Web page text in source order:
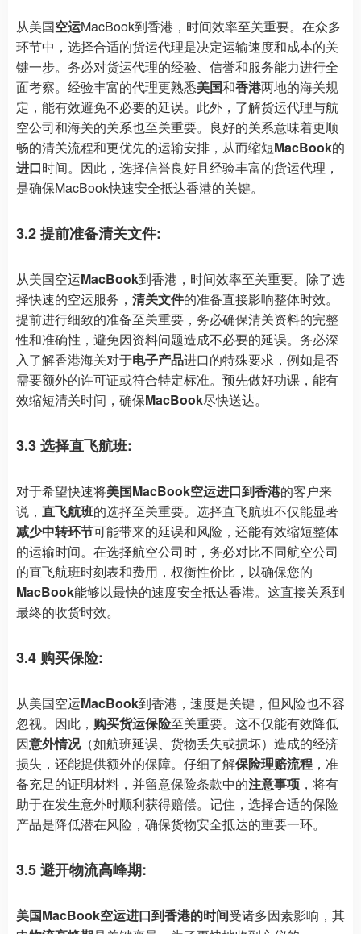
从美国空运MacBook到香港，时间效率至关重要。在众多
环节中，选择合适的货运代理是决定运输速度和成本的关
键一步。务必对货运代理的经验、信誉和服务能力进行全
面考察。经验丰富的代理更熟悉美国和香港两地的海关规
定，能有效避免不必要的延误。此外，了解货运代理与航
空公司和海关的关系也至关重要。良好的关系意味着更顺
畅的清关流程和更优先的运输安排，从而缩短MacBook的
进口时间。因此，选择信誉良好且经验丰富的货运代理，
是确保MacBook快速安全抵达香港的关键。
3.2 提前准备清关文件:
从美国空运MacBook到香港，时间效率至关重要。除了选
择快速的空运服务， 清关文件的准备直接影响整体时效。
提前进行细致的准备至关重要，务必确保清关资料的完整
性和准确性，避免因资料问题造成不必要的延误。务必深
入了解香港海关对于电子产品进口的特殊要求，例如是否
需要额外的许可证或符合特定标准。预先做好功课，能有
效缩短清关时间，确保MacBook尽快送达。
3.3 选择直飞航班:
对于希望快速将美国MacBook空运进口到香港的客户来
说， 直飞航班的选择至关重要。选择直飞航班不仅能显著
减少中转环节可能带来的延误和风险，还能有效缩短整体
的运输时间。在选择航空公司时，务必对比不同航空公司
的直飞航班时刻表和费用，权衡性价比，以确保您的
MacBook能够以最快的速度安全抵达香港。这直接关系到
最终的收货时效。
3.4 购买保险:
从美国空运MacBook到香港，速度是关键，但风险也不容
忽视。因此， 购买货运保险至关重要。这不仅能有效降低
因意外情况（如航班延误、货物丢失或损坏）造成的经济
损失，还能提供额外的保障。仔细了解保险理赔流程 ，准
备充足的证明材料，并留意保险条款中的注意事项 ，将有
助于在发生意外时顺利获得赔偿。记住，选择合适的保险
产品是降低潜在风险，确保货物安全抵达的重要一环。
3.5 避开物流高峰期:
美国MacBook空运进口到香港的时间受诸多因素影响，其